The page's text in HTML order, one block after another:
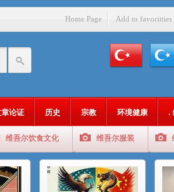
Home Page Add to favoritties
章论证 历史 宗教 环境健康 .
维吾尔饮食文化 维吾尔服装